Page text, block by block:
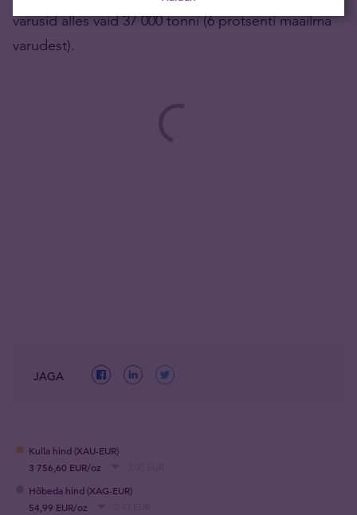
varusid alles vaid 37 000 tonni (6 protsenti maailma
varudest).
JAGA
Kulla hind (XAU-EUR)
3 756,60 EUR/oz
Hõbeda hind (XAG-EUR)
54,99 EUR/oz